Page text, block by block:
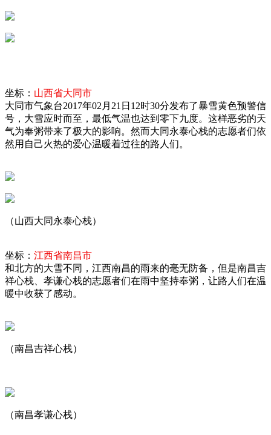
坐标： 山西省大同市
大同市气象台2017年02月21日12时30分发布了暴雪黄色预警信
号，大雪应时而至，最低气温也达到零下九度。这样恶劣的天
气为奉粥带来了极大的影响。然而大同永泰心栈的志愿者们依
然用自己火热的爱心温暖着过往的路人们。
（山西大同永泰心栈）
坐标： 江西省南昌市
和北方的大雪不同，江西南昌的雨来的毫无防备，但是南昌吉
祥心栈、孝谦心栈的志愿者们在雨中坚持奉粥，让路人们在温
暖中收获了感动。
（南昌吉祥心栈）
（南昌孝谦心栈）